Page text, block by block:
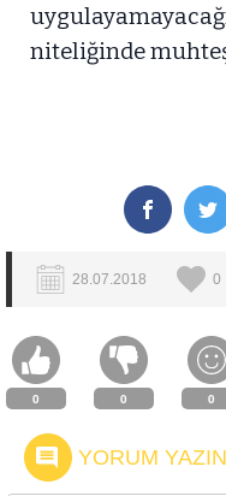
niteliğinde
28.07.2018 0
0 0 0
YORUM YAZIN